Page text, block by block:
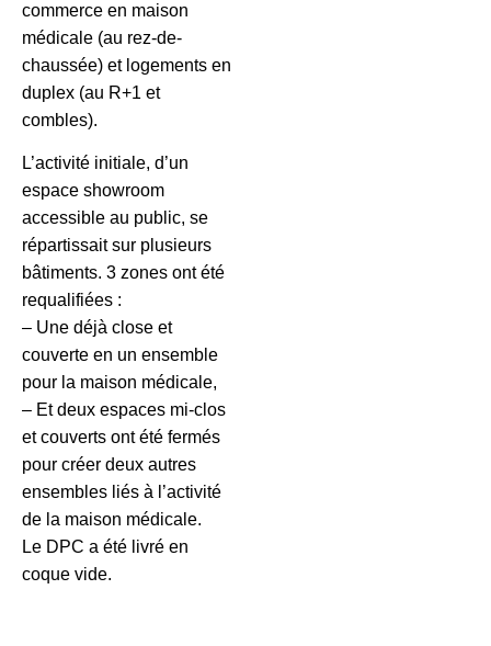
commerce en maison
médicale (au rez-de-
chaussée) et logements en
duplex (au R+1 et
combles).
L’activité initiale, d’un
espace showroom
accessible au public, se
répartissait sur plusieurs
bâtiments. 3 zones ont été
requalifiées :
– Une déjà close et
couverte en un ensemble
pour la maison médicale,
– Et deux espaces mi-clos
et couverts ont été fermés
pour créer deux autres
ensembles liés à l’activité
de la maison médicale.
Le DPC a été livré en
coque vide.